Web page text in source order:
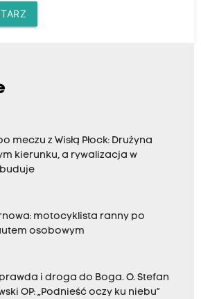
meczu z Wisłą Płock: Drużyna
kierunku, a rywalizacja w
buduje
motocyklista ranny po
osobowym
i droga do Boga. O. Stefan
OP: „Podnieść oczy ku niebu”